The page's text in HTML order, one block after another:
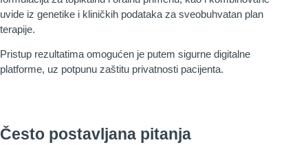
uvide iz genetike i kliničkih podataka za sveobuhvatan plan
terapije.
Pristup rezultatima omogućen je putem sigurne digitalne
platforme, uz potpunu zaštitu privatnosti pacijenta.
Često postavljana pitanja